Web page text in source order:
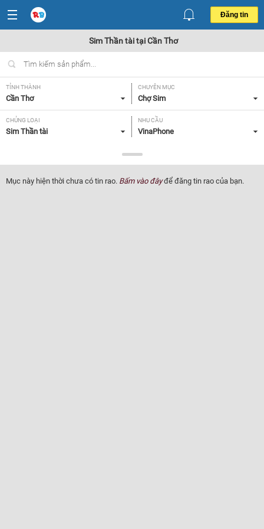
Đăng tin
Sim Thần tài tại Cần Thơ
TỈNH THÀNH
Cần Thơ
CHUYÊN MỤC
Chợ Sim
CHỦNG LOẠI
Sim Thần tài
NHU CẦU
VinaPhone
Tất cả
Mục này hiện thời chưa có tin rao. Bấm vào đâyđể đăng tin rao của bạn.